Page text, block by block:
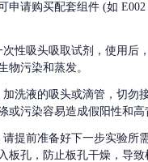
申请购买配套组件 (如
性吸头吸取试剂，使用后
物污染和蒸发。
洗液的吸头或滴管，切勿
或污染容易造成假阳性和高
提前准备好下一步实验所
板孔，防止板孔干燥，导致